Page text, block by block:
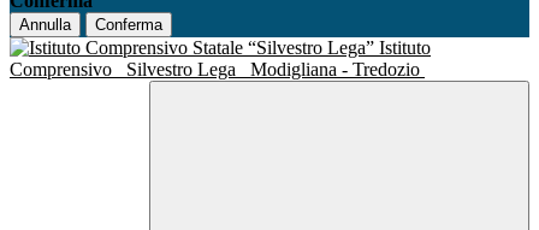
Annulla Conferma
Istituto
Comprensivo
Silvestro Lega Modigliana - Tredozio